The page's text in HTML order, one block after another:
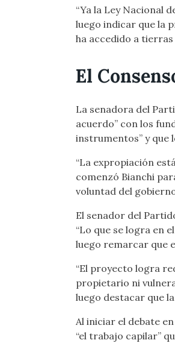
“Ya la Ley Nacional
luego indicar que la
ha accedido a
El
La senadora del
acuerdo” con los
instrumentos” y que
“La expropiación
comenzó Bianchi
voluntad del
El senador del
“Lo que se logra en
luego remarcar que
“El proyecto logra
propietario ni
luego destacar que
Al iniciar el debate
“el trabajo capilar”